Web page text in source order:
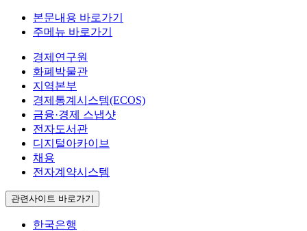
본문내용 바로가기
주메뉴 바로가기
경제연구원
화폐박물관
지역본부
경제통계시스템(ECOS)
금융·경제 스냅샷
전자도서관
디지털아카이브
채용
전자계약시스템
관련사이트 바로가기
한국은행